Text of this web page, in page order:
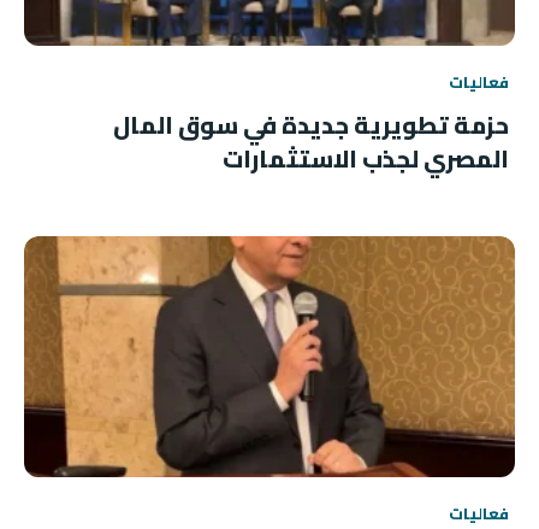
فعاليات
حزمة تطويرية جديدة في سوق المال
المصري لجذب الاستثمارات
فعاليات